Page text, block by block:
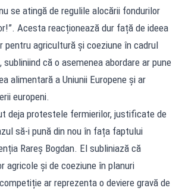
se atingă de regulile alocării fondurilor
Acesta reacționează dur față de ideea
pentru agricultură și coeziune în cadrul
că o asemenea abordare ar pune
alimentară a Uniunii Europene și ar
europeni.
deja protestele fermierilor, justificate de
să-i pună din nou în fața faptului
Rareș Bogdan. El subliniază că
agricole și de coeziune în planuri
ar reprezenta o deviere gravă de